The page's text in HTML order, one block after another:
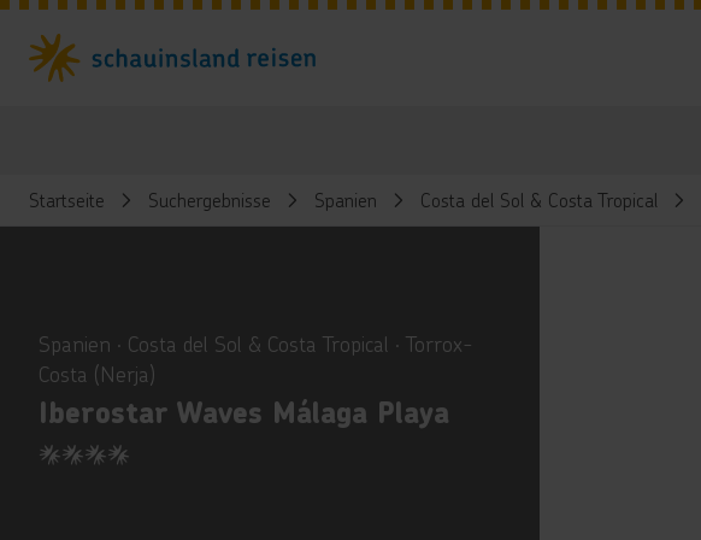
Startseite Suchergebnisse Spanien Costa del Sol & Costa Tropical
Spanien ∙ Costa del Sol & Costa Tropical ∙ Torrox-
Costa (Nerja)
Iberostar Waves Málaga Playa
4